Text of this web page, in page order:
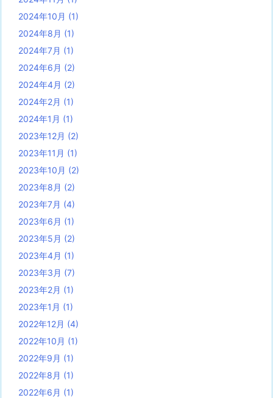
2024年10月 (1)
2024年8月 (1)
2024年7月 (1)
2024年6月 (2)
2024年4月 (2)
2024年2月 (1)
2024年1月 (1)
2023年12月 (2)
2023年11月 (1)
2023年10月 (2)
2023年8月 (2)
2023年7月 (4)
2023年6月 (1)
2023年5月 (2)
2023年4月 (1)
2023年3月 (7)
2023年2月 (1)
2023年1月 (1)
2022年12月 (4)
2022年10月 (1)
2022年9月 (1)
2022年8月 (1)
2022年6月 (1)